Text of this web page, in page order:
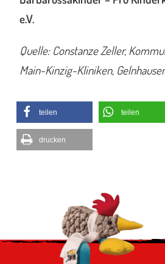
e.V.
Quelle: Constanze Zeller,
Main-Kinzig-Kliniken,
teilen teilen
drucken